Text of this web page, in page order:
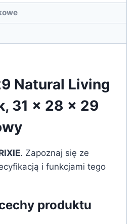
Natural Living
31 × 28 × 29
. Zapoznaj się ze
i funkcjami tego
produktu